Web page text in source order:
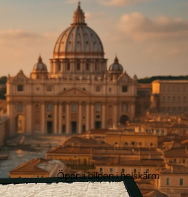
Öppna bilden i helskärm